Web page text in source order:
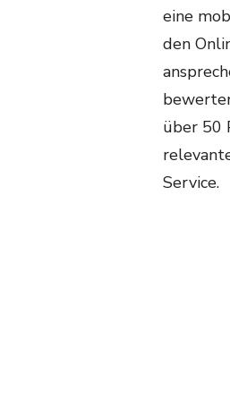
eine
den
über 50
Service.